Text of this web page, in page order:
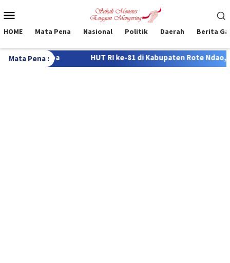
ke
Mobile
HOME Mata Pena Nasional Politik Daerah Berita
Mata Pena :
RI ke-81 di Kabupaten Rote Ndao, 322 Siswa Bersaing dalam